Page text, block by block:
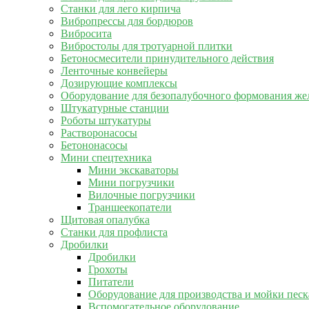
Станки для лего кирпича
Вибропрессы для бордюров
Вибросита
Вибростолы для тротуарной плитки
Бетоносмесители принудительного действия
Ленточные конвейеры
Дозирующие комплексы
Оборудование для безопалубочного формования
Штукатурные станции
Роботы штукатуры
Растворонасосы
Бетононасосы
Мини спецтехника
Мини экскаваторы
Мини погрузчики
Вилочные погрузчики
Траншеекопатели
Щитовая опалубка
Станки для профлиста
Дробилки
Дробилки
Грохоты
Питатели
Оборудование для производства и мойки
Вспомогательное оборудование